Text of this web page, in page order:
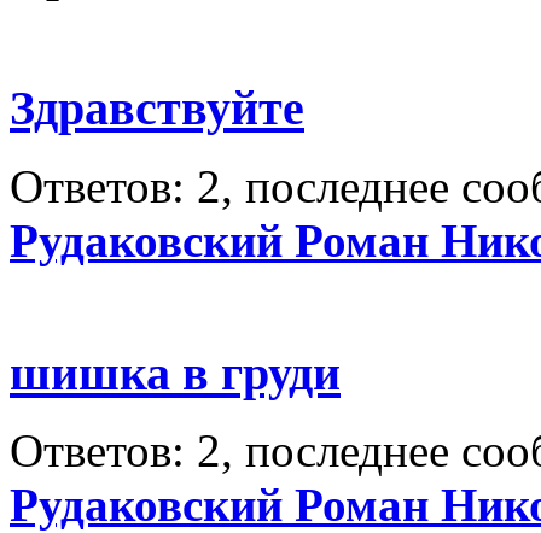
Здравствуйте
Ответов: 2, последнее
Рудаковский Роман
шишка в груди
Ответов: 2, последнее
Рудаковский Роман